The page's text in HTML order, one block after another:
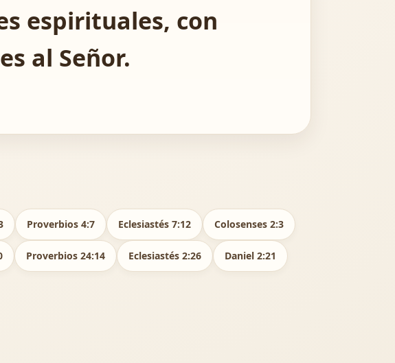
espirituales, con
al Señor.
Proverbios 4:7 Eclesiastés 7:12 Colosenses 2:3
Proverbios 24:14 Eclesiastés 2:26 Daniel 2:21